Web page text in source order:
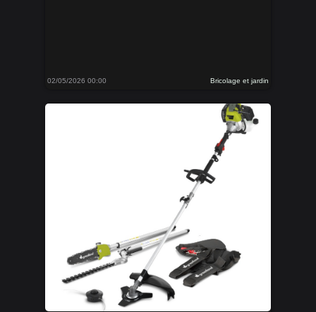
02/05/2026 00:00 Bricolage et jardin